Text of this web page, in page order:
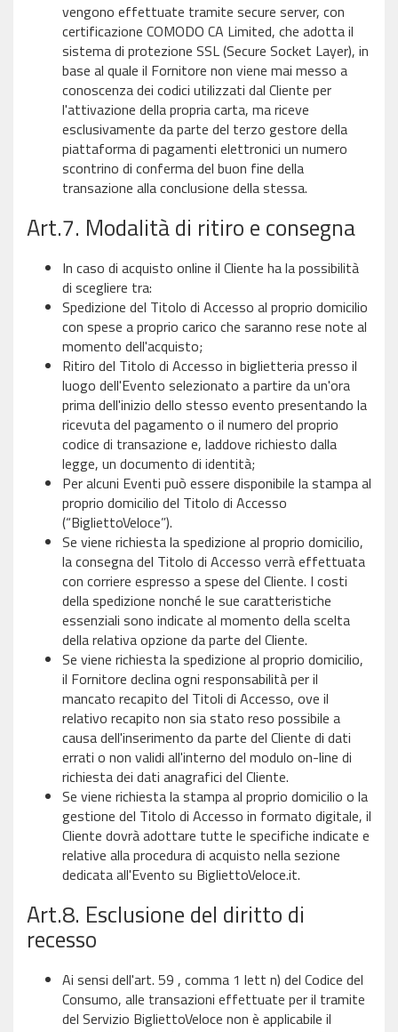
vengono effettuate tramite secure server, con
certificazione COMODO CA Limited, che adotta il
sistema di protezione SSL (Secure Socket Layer), in
base al quale il Fornitore non viene mai messo a
conoscenza dei codici utilizzati dal Cliente per
l'attivazione della propria carta, ma riceve
esclusivamente da parte del terzo gestore della
piattaforma di pagamenti elettronici un numero
scontrino di conferma del buon fine della
transazione alla conclusione della stessa.
Art.7. Modalità di ritiro e consegna
In caso di acquisto online il Cliente ha la possibilità
di scegliere tra:
Spedizione del Titolo di Accesso al proprio domicilio
con spese a proprio carico che saranno rese note al
momento dell'acquisto;
Ritiro del Titolo di Accesso in biglietteria presso il
luogo dell'Evento selezionato a partire da un'ora
prima dell'inizio dello stesso evento presentando la
ricevuta del pagamento o il numero del proprio
codice di transazione e, laddove richiesto dalla
legge, un documento di identità;
Per alcuni Eventi può essere disponibile la stampa al
proprio domicilio del Titolo di Accesso
(“BigliettoVeloce”).
Se viene richiesta la spedizione al proprio domicilio,
la consegna del Titolo di Accesso verrà effettuata
con corriere espresso a spese del Cliente. I costi
della spedizione nonché le sue caratteristiche
essenziali sono indicate al momento della scelta
della relativa opzione da parte del Cliente.
Se viene richiesta la spedizione al proprio domicilio,
il Fornitore declina ogni responsabilità per il
mancato recapito del Titoli di Accesso, ove il
relativo recapito non sia stato reso possibile a
causa dell'inserimento da parte del Cliente di dati
errati o non validi all'interno del modulo on-line di
richiesta dei dati anagrafici del Cliente.
Se viene richiesta la stampa al proprio domicilio o la
gestione del Titolo di Accesso in formato digitale, il
Cliente dovrà adottare tutte le specifiche indicate e
relative alla procedura di acquisto nella sezione
dedicata all'Evento su BigliettoVeloce.it.
Art.8. Esclusione del diritto di
recesso
Ai sensi dell'art. 59 , comma 1 lett n) del Codice del
Consumo, alle transazioni effettuate per il tramite
del Servizio BigliettoVeloce non è applicabile il